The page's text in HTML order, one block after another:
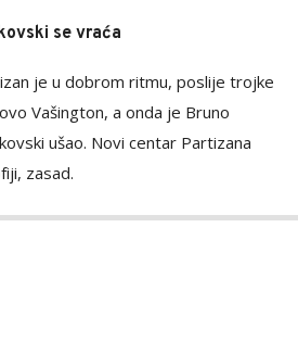
se vraća
je u dobrom ritmu, poslije trojke
Vašington, a onda je Bruno
ušao. Novi centar Partizana
zasad.